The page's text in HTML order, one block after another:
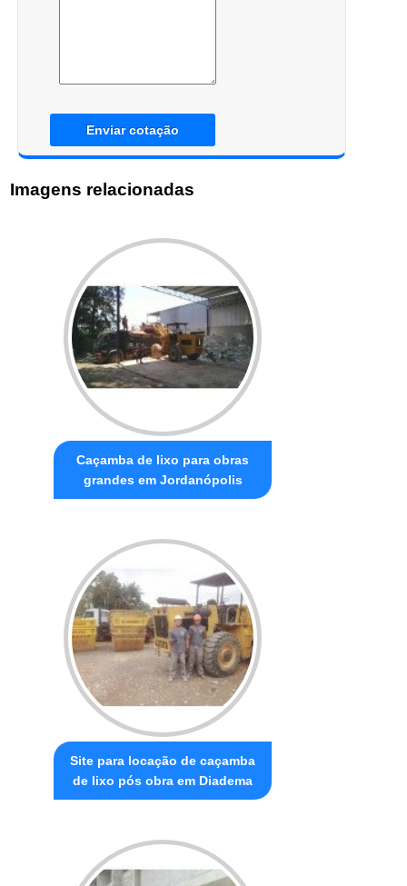
Enviar cotação
Imagens relacionadas
Caçamba de lixo para obras
grandes em Jordanópolis
Site para locação de caçamba
de lixo pós obra em Diadema